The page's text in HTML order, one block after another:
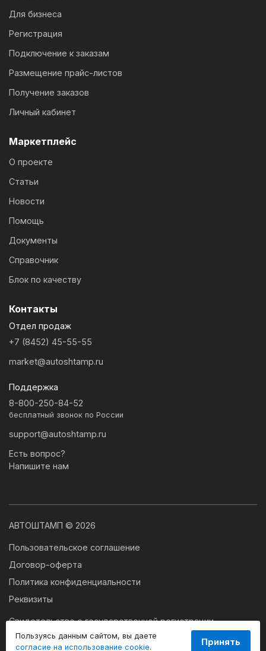
Пользуясь данным сайтом, вы даете
согласие на использование cookie.
Принять
Для бизнеса
Регистрация
Подключение к заказам
Размещение прайс-листов
Получение заказов
Личный кабинет
Маркетплейс
О проекте
Статьи
Новости
Помощь
Документы
Справочник
Блок по качеству
Контакты
Отдел продаж
+7 (8452) 45-55-55
market@autoshtamp.ru
Поддержка
8-800-250-84-52
бесплатный звонок по России
support@autoshtamp.ru
Есть вопрос?
Напишите нам
АВТОШТАМП © 2026
Пользовательское соглашение
Договор-оферта
Политика конфиденциальности
Реквизиты
Свидетельство о государственной регистрации
программы для ЭВМ № 2024663179